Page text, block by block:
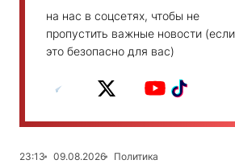
на нас в соцсетях, чтобы не
пропустить важные новости (если
это безопасно для вас)
23:13 09.08.2026
Политика